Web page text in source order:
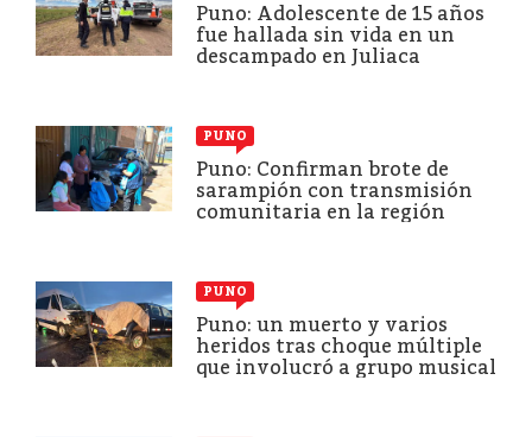
Puno: Adolescente de 15 años
fue hallada sin vida en un
descampado en Juliaca
PUNO
Puno: Confirman brote de
sarampión con transmisión
comunitaria en la región
PUNO
Puno: un muerto y varios
heridos tras choque múltiple
que involucró a grupo musical